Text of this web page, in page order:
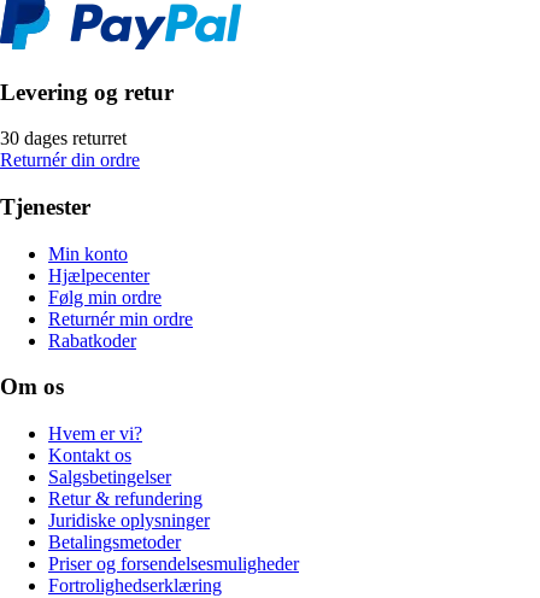
Levering og retur
30 dages returret
Returnér din ordre
Tjenester
Min konto
Hjælpecenter
Følg min ordre
Returnér min ordre
Rabatkoder
Om os
Hvem er vi?
Kontakt os
Salgsbetingelser
Retur & refundering
Juridiske oplysninger
Betalingsmetoder
Priser og forsendelsesmuligheder
Fortrolighedserklæring